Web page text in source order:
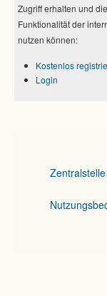
Zugriff erhalten und
Funktionalität der
nutzen können:
Kostenlos
Login